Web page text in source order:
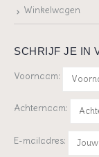
Winkelwagen
SCHRIJF JE IN
Voornaam:
Achternaam:
E-mailadres: